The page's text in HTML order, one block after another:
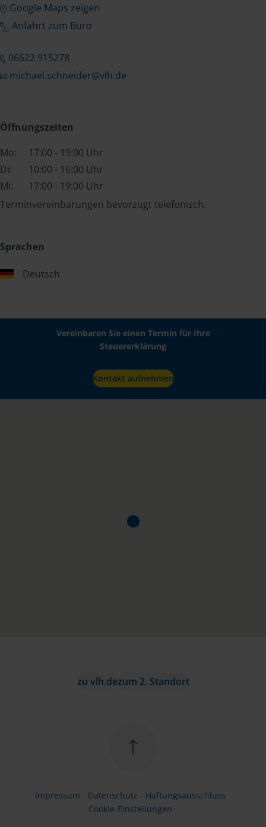
Google Maps zeigen
Anfahrt zum Büro
06622 915278
michael.schneider@vlh.de
Öffnungszeiten
Mo:
17:00 - 19:00 Uhr
Di:
10:00 - 16:00 Uhr
Mi:
17:00 - 19:00 Uhr
Terminvereinbarungen bevorzugt telefonisch.
Sprachen
Deutsch
Vereinbaren Sie einen Termin für Ihre
Steuererklärung
Kontakt aufnehmen
zu vlh.dezum 2. Standort
Impressum Datenschutz
Haftungsausschluss
Cookie-Einstellungen